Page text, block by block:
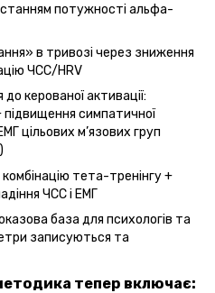
потужності альфа-
в тривозі через зниження
ЧСС/HRV
керованої активації:
симпатичної
цільових м’язових груп
тета-тренінгу +
ЧСС і ЕМГ
база для психологів та
записуються та
тепер включає: